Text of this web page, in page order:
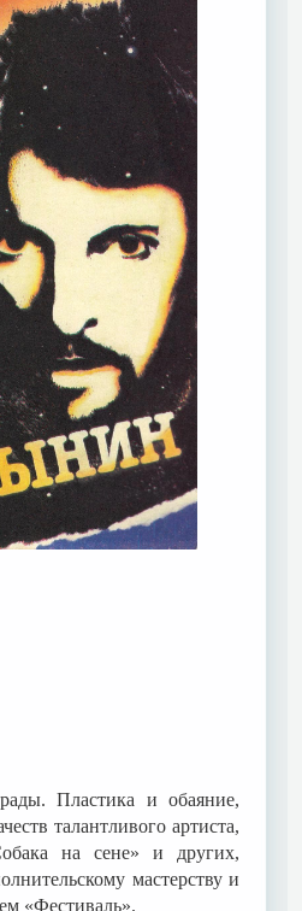
Пластика и обаяние,
талантливого артиста,
на сене» и других,
мастерству и
«Фестиваль».